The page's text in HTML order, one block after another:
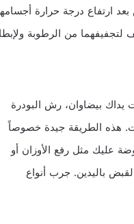
ارتفاع درجة حرارة
من الرطوبة
يداك بيضاوان، رش البودرة
هذه الطريقة جيدة خصوصاً
عليك مثل رفع الأوزان أو
باليدين. جرب أنواع